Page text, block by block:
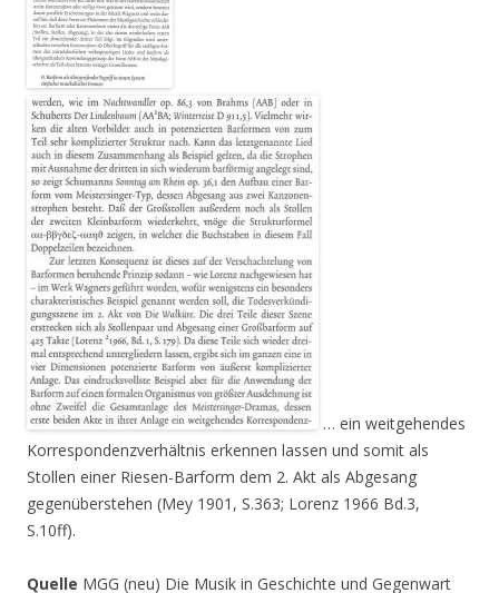
… ein weitgehendes
Korrespondenzverhältnis erkennen lassen und somit als
Stollen einer Riesen-Barform dem 2. Akt als Abgesang
gegenüberstehen (Mey 1901, S.363; Lorenz 1966 Bd.3,
S.10ff).
Quelle MGG (neu) Die Musik in Geschichte und Gegenwart